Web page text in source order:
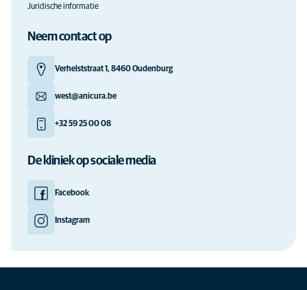
Juridische informatie
Neem contact op
Verhelststraat 1, 8460 Oudenburg
west@anicura.be
+32 59 25 00 08
De kliniek op sociale media
Facebook
Instagram